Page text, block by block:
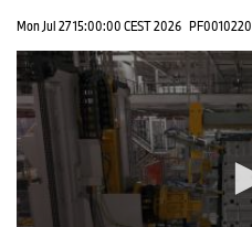
Mon Jul 27 15:00:00 CEST 2026 PF0010220